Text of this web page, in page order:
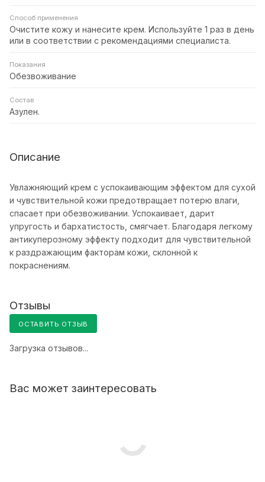
Способ применения
Очистите кожу и нанесите крем. Используйте 1 раз в день
или в соответствии с рекомендациями специалиста.
Показания
Обезвоживание
Состав
Азулен.
Описание
Увлажняющий крем с успокаивающим эффектом для сухой
и чувствительной кожи предотвращает потерю влаги,
спасает при обезвоживании. Успокаивает, дарит
упругость и бархатистость, смягчает. Благодаря легкому
антикуперозному эффекту подходит для чувствительной
к раздражающим факторам кожи, склонной к
покраснениям.
Отзывы
ОСТАВИТЬ ОТЗЫВ
Загрузка отзывов...
Вас может заинтересовать